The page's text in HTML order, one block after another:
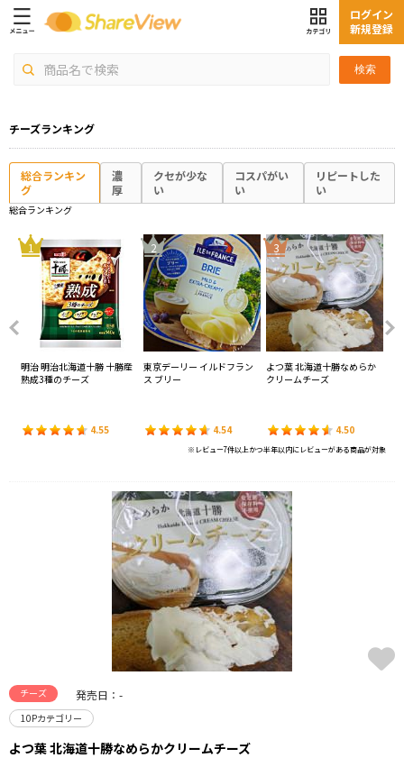
検索
ログイン
新規登録
チーズランキング
総合ランキン
グ
濃
厚
クセが少な
い
コスパがい
い
リピートした
い
総合ランキング
1
明治 明治北海道十勝 十勝産
熟成3種のチーズ
4.55
2
東京デーリー イルドフラン
ス ブリー
4.54
3
よつ葉 北海道十勝なめらか
クリームチーズ
4.50
※レビュー7件以上かつ半年以内にレビューがある商品が対象
チーズ 発売日：-
10Pカテゴリー
よつ葉 北海道十勝なめらかクリームチーズ